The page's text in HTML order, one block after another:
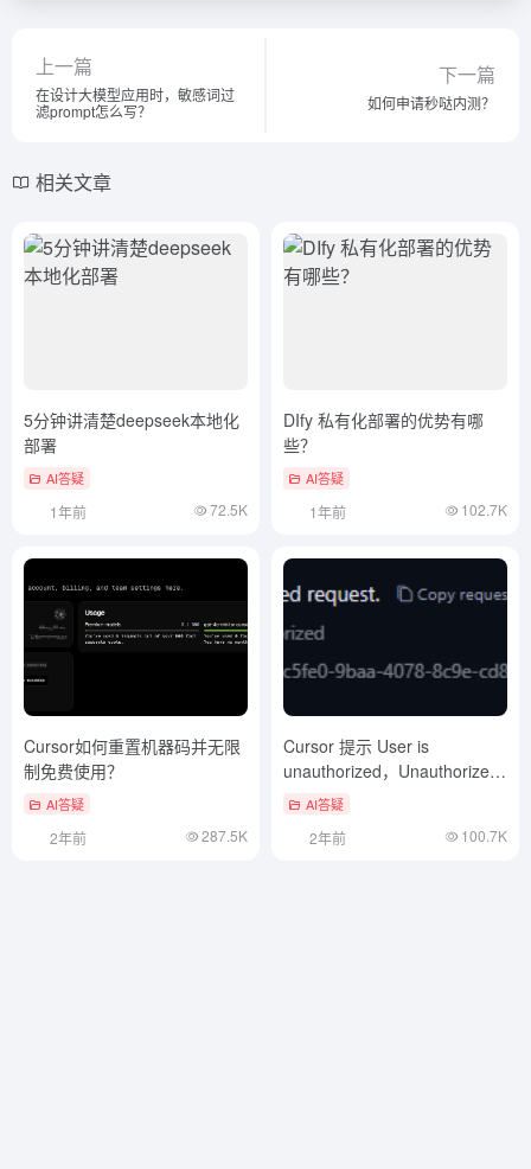
上一篇
在设计大模型应用时，敏感词过
滤prompt怎么写？
下一篇
如何申请秒哒内测？
相关文章
5分钟讲清楚deepseek本地化
部署
AI答疑
1年前 72.5K
DIfy 私有化部署的优势有哪
些？
AI答疑
1年前 102.7K
Cursor如何重置机器码并无限
制免费使用？
AI答疑
2年前 287.5K
Cursor 提示 User is
unauthorized，Unauthorized
request
AI答疑
2年前 100.7K